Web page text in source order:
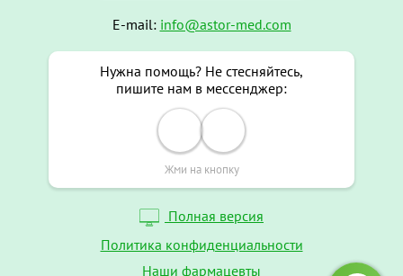
E-mail: info@astor-med.com
Нужна помощь? Не стесняйтесь,
пишите нам в мессенджер:
Жми на кнопку
Полная версия
Политика конфиденциальности
Наши фармацевты